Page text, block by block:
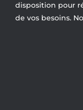
disposition pour
de vos besoins.